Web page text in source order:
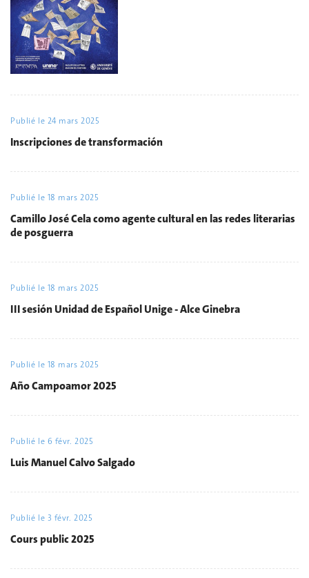
Publié le 24 mars 2025
Inscripciones de transformación
Publié le 18 mars 2025
Camillo José Cela como agente cultural en las redes literarias
de posguerra
Publié le 18 mars 2025
III sesión Unidad de Español Unige - Alce Ginebra
Publié le 18 mars 2025
Año Campoamor 2025
Publié le 6 févr. 2025
Luis Manuel Calvo Salgado
Publié le 3 févr. 2025
Cours public 2025